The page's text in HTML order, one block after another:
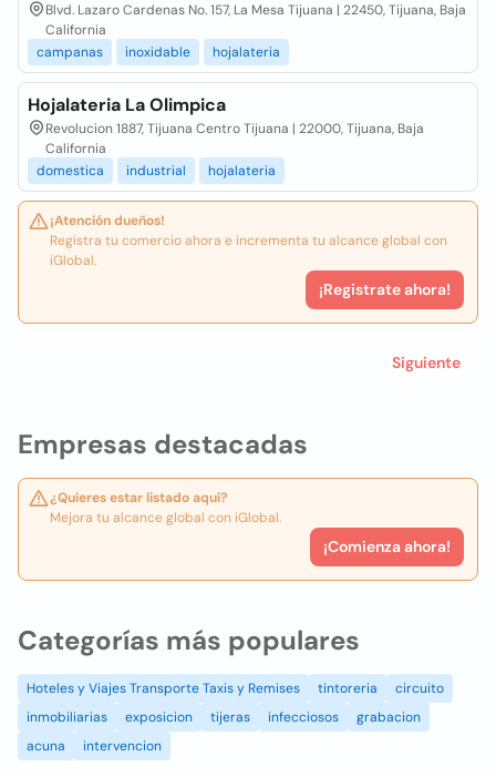
Empresas destacadas
¿Quieres estar listado aquí?
Mejora tu alcance global con iGlobal.
¡Comienza ahora!
Blvd. Lazaro Cardenas No. 157, La Mesa Tijuana | 22450, Tijuana, Baja
California
campanas
inoxidable hojalateria
Hojalateria La Olimpica
Revolucion 1887, Tijuana Centro Tijuana | 22000, Tijuana, Baja
California
domestica
industrial hojalateria
¡Atención dueños!
Registra tu comercio ahora e incrementa tu alcance global con
iGlobal.
¡Registrate ahora!
Siguiente
Categorías más populares
Hoteles y Viajes Transporte Taxis y Remises tintoreria
circuito
inmobiliarias
exposicion tijeras infecciosos
grabacion
acuna
intervencion